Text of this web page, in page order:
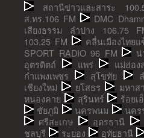
สถานีข่าวและสาระ
ส.ทร.106 FM
DMC
เสียงธรรม ลำปาง 106.75
103.25 FM
คลื่นเมืองไทย
SPORT RADIO 96 FM
อุตรดิตถ์
แพร่ แม่ฮ่อง
กำแพงเพชร
สุโขทัย
เชียงใหม่
ยโสธร มหาส
หนองคาย
สุรินทร์ ร้อยเ
ชัยภูมิ
นครพนม นคร
ศรีสะเกษ
อุดรธานี
ชลบุรี
ระยอง อุทัยธานี